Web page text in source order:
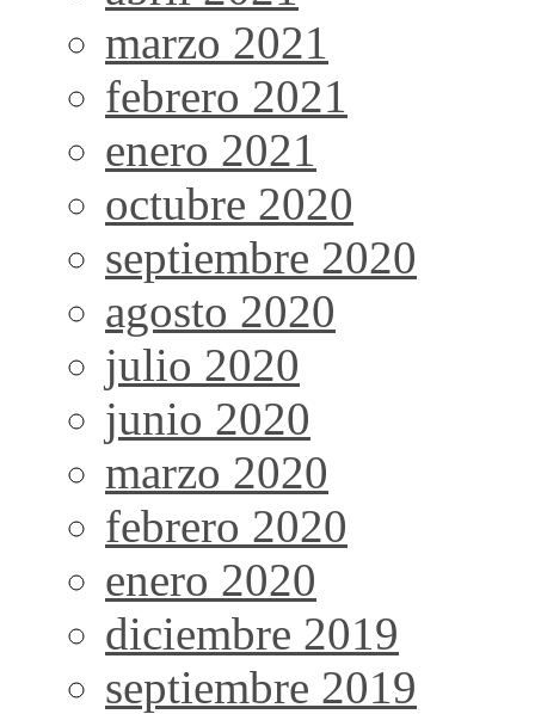
marzo 2021
febrero 2021
enero 2021
octubre 2020
septiembre 2020
agosto 2020
julio 2020
junio 2020
marzo 2020
febrero 2020
enero 2020
diciembre 2019
septiembre 2019